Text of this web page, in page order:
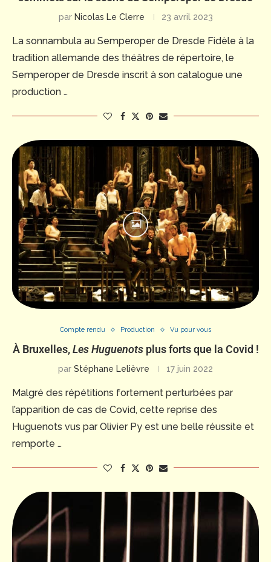
par Nicolas Le Clerre 23 avril 2023
La sonnambula au Semperoper de Dresde Fidèle à la
tradition allemande des théâtres de répertoire, le
Semperoper de Dresde inscrit à son catalogue une
production …
Compte rendu Production Vu pour vous
À Bruxelles,Les Huguenotsplus forts que la Covid !
par Stéphane Lelièvre 17 juin 2022
Malgré des répétitions fortement perturbées par
l’apparition de cas de Covid, cette reprise des
Huguenots vus par Olivier Py est une belle réussite et
remporte …